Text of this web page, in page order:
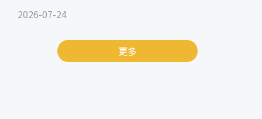
2026-07-24
更多